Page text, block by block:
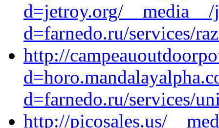
d=jetroy.org/
d=farnedo.ru/services/
http://
d=farnedo.ru/services/
http://picosales.us/